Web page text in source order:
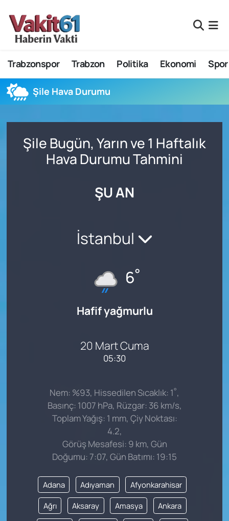
Trabzonspor Trabzon Politika Ekonomi Spor
Şile Hava Durumu
Şile Bugün, Yarın ve 1 Haftalık
Hava Durumu Tahmini
ŞU AN
İstanbul
6°
Hafif yağmurlu
20 Mart Cuma
05:30
Nem: %93, Hissedilen Sıcaklık: 1°,
Basınç: 1007 hPa, Rüzgar: 36 km/s,
Toplam Yağış: 1 mm, Çiy Noktası:
4.2,
Görüş Mesafesi: 9 km, Gün
Doğumu: 7:07, Gün Batımı: 19:15
Adana Adıyaman Afyonkarahisar
Ağrı Aksaray Amasya Ankara
Nöbetçi Eczaneler
Hava Durumu
Namaz Vakitleri
Süper Lig Puan Durumu ve Fikstür
Son Dakika Haberleri